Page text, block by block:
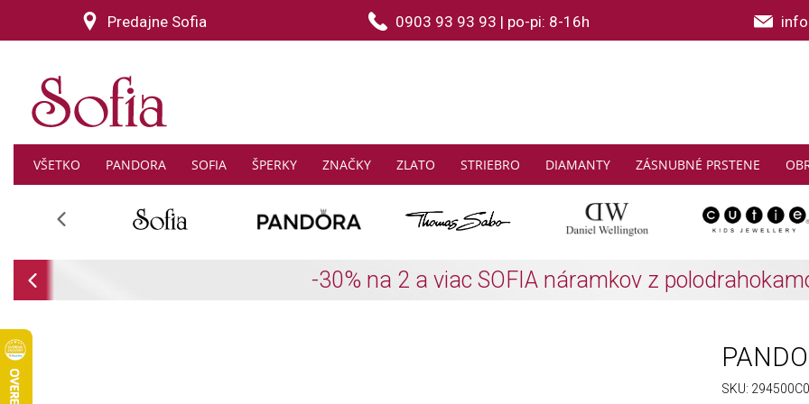
Predajne Sofia 0903 93 93 93 | po-pi: 8-16h
VŠETKO PANDORA SOFIA ŠPERKY ZNAČKY ZLATO STRIEBRO DIAMANTY ZÁSNUBNÉ PRSTENE
THOMAS SABO: Zbierajte a ušetrite Zistiť viac
SKU: